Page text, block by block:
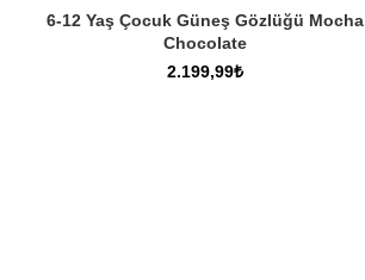
6-12 Yaş Çocuk Güneş Gözlüğü Mocha
Chocolate
₺